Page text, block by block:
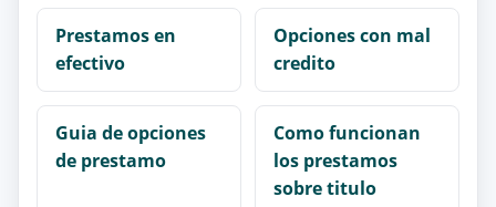
Prestamos en
efectivo
Opciones con mal
credito
Guia de opciones
de prestamo
Como funcionan
los prestamos
sobre titulo